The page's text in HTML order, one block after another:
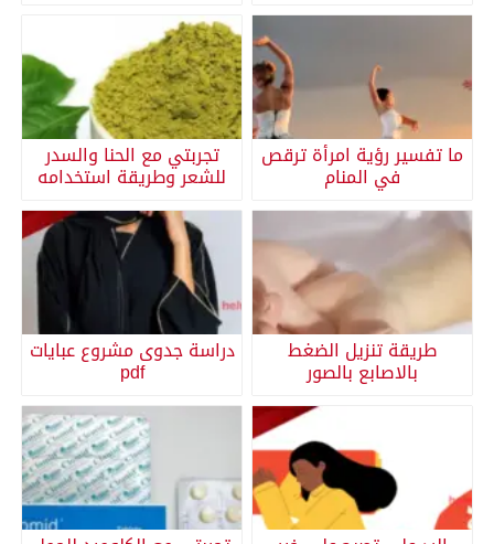
ما تفسير رؤية امرأة ترقص
في المنام
تجربتي مع الحنا والسدر
للشعر وطريقة استخدامه
طريقة تنزيل الضغط
بالاصابع بالصور
دراسة جدوى مشروع عبايات
pdf